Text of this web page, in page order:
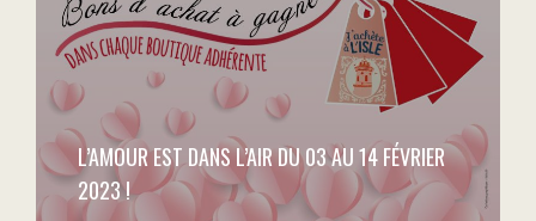
L’AMOUR EST DANS L’AIR DU 03 AU 14 FÉVRIER
2023 !